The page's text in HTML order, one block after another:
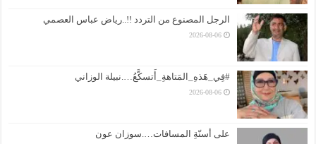
الرجل المصنوع من التردد !!..رياض عباس العصمي
2026-08-06
#فِي_هَذهِ_المَتاهةِ_أَتسكَّعُ….نبيلة الوزاني
2026-08-06
على أسنّةِ المسافات….سوزان عون